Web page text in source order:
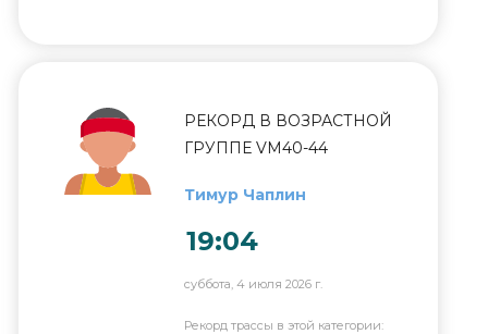
РЕКОРД В ВОЗРАСТНОЙ
ГРУППЕ VM40-44
Тимур Чаплин
19:04
суббота, 4 июля 2026 г.
Рекорд трассы в этой категории: